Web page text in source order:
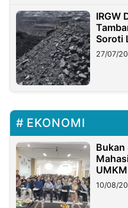
IRGW
Soroti
27/07/
EKONOMI
Bukan
10/08/